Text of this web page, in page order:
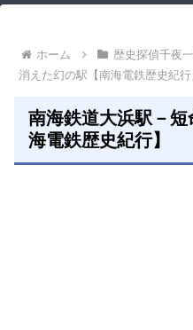
ホーム 歴史探偵千夜
消えた幻の駅【南海電鉄歴史紀行
南海鉄道大浜駅－
海電鉄歴史紀行】